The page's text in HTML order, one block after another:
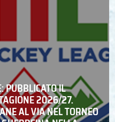
PUBBLICATO IL
2026/27.
AL VIA NEL TORNEO